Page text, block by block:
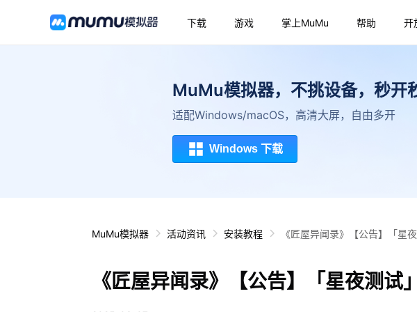
下载 游戏 掌上MuMu 帮助 开
MuMu模拟器，不挑设备，秒开
适配Windows/macOS，高清大屏，自由多开
Windows 下载
MuMu模拟器 活动资讯 安装教程 《匠屋异闻录》【公告】「星
《匠屋异闻录》【公告】「星夜测试